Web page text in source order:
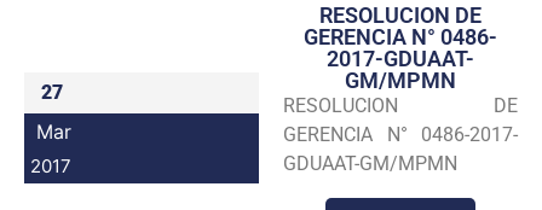
Transparencia
Seguridad
Programas
27
Mar
2017
RESOLUCION DE
GERENCIA N° 0486-
2017-GDUAAT-
GM/MPMN
RESOLUCION DE
GERENCIA N° 0486-2017-
GDUAAT-GM/MPMN